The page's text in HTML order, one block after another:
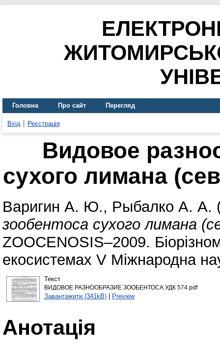
Головна Про сайт Перегляд
Вхід Реєстрація
Видовое
сухого лимана
Варигин А. Ю., Рыбалко А. А.
зообентоса сухого лимана
ZOOCENOSIS–2009.
екосистемах V Міжнародна
Текст
ВИДОВОЕ РАЗНООБРАЗИЕ ЗООБЕНТОСА УДК 574.pdf
Завантажити (341kB)| Preview
Анотація